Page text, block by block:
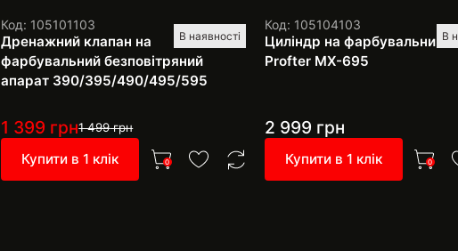
В наявності
Код: 105101103
Дренажний клапан на
фарбувальний безповітряний
апарат 390/395/490/495/595
1 399 грн1 499грн
Купити в 1 клік 0
В
Код: 105104103
Циліндр на фарбувальний
Profter МХ-695
2 999 грн
Купити в 1 клік 0